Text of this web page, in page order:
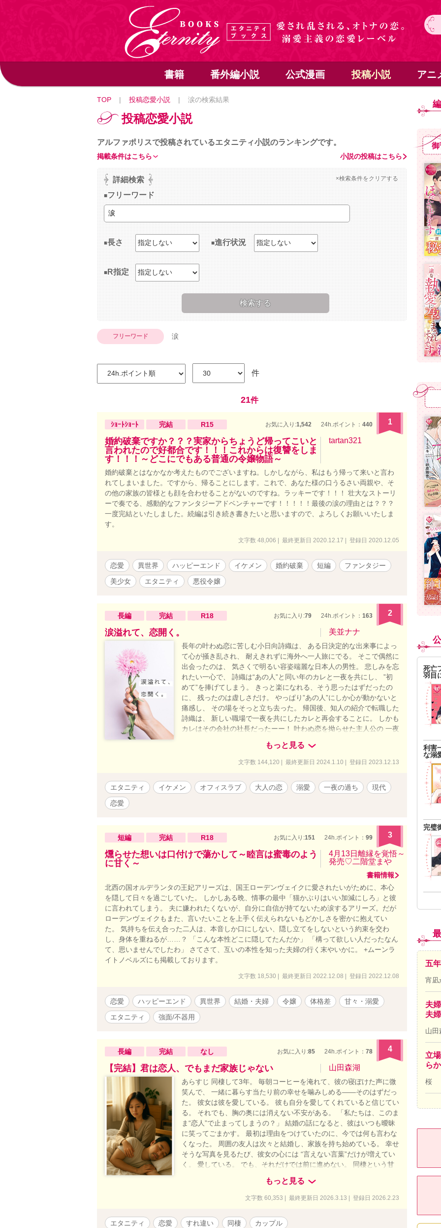
書籍 番外編小説 公式漫画 投稿小説 アニ
TOP | 投稿恋愛小説 | 涙の検索結果
投稿恋愛小説
アルファポリスで投稿されているエタニティ小説のランキングです。
小説の投稿はこちら
掲載条件はこちら
詳細検索 ×検索条件をクリアする
フリーワード
長さ 進行状況
R指定
フリーワード 涙
件
21件
ｼｮｰﾄｼｮｰﾄ 完結 R15 お気に入り:1,542 24h.ポイント： 440 1
婚約破棄ですか？？？実家からちょうど帰ってこいと
言われたので好都合です！！！これからは復讐をしま
す！！！～どこにでもある普通の令嬢物語～
tartan321
婚約破棄とはなかなか考えたものでございますね。しかしながら、私はもう帰って来いと言わ
れてしまいました。ですから、帰ることにします。これで、あなた様の口うるさい両親や、そ
の他の家族の皆様とも顔を合わせることがないのですね。ラッキーです！！！ 壮大なストーリ
ーで奏でる、感動的なファンタジーアドベンチャーです！！！！！最後の涙の理由とは？？？
一度完結といたしました。続編は引き続き書きたいと思いますので、よろしくお願いいたしま
す。
文字数 48,006 | 最終更新日 2020.12.17 | 登録日 2020.12.05
恋愛 異世界 ハッピーエンド イケメン 婚約破棄 短編
ファンタジー
美少女
エタニティ 悪役令嬢
長編 完結 R18 お気に入り:79 24h.ポイント： 163 2
涙溢れて、恋開く。 美並ナナ
長年の叶わぬ恋に苦しむ小日向詩織は、 ある日決定的な出来事によっ
て心が掻き乱され、 耐えきれずに海外へ一人旅にでる。 そこで偶然に
出会ったのは、 気さくで明るい容姿端麗な日本人の男性。 悲しみを忘
れたい一心で、 詩織は“あの人”と同い年のカレと一夜を共にし、 ”初
めて”を捧げてしまう。 きっと楽になれる、そう思ったはずだったの
に、 残ったのは虚しさだけ。 やっぱり”あの人”にしか心が動かないと
痛感し、 その場をそっと立ち去った。 帰国後、知人の紹介で転職した
詩織は、 新しい職場で一夜を共にしたカレと再会することに。 しかも
カレはその会社の社長だったーー！ 叶わぬ恋を拗らせた主人公の 一夜
の過ちから始まるラブストーリー。 ※この作品はエブリスタ様、ムー
ンライトノベルズ様でも掲載しています。
もっと見る
文字数 144,120 | 最終更新日 2024.1.10 | 登録日 2023.12.13
エタニティ イケメン オフィスラブ 大人の恋 溺愛 一夜の過ち
現代
恋愛
短編 完結 R18 お気に入り:151 24h.ポイント： 99 3
燻らせた想いは口付けで蕩かして～睦言は蜜毒のよう
に甘く～
4月13日離縁を覚悟～
発売♡二階堂まや
書籍情報
北西の国オルデランタの王妃アリーズは、国王ローデンヴェイクに愛されたいがために、本心
を隠して日々を過ごしていた。 しかしある晩、情事の最中「猫かぶりはいい加減にしろ」と彼
に言われてしまう。 夫に嫌われたくないが、自分に自信が持てないため涙するアリーズ。だが
ローデンヴェイクもまた、言いたいことを上手く伝えられないもどかしさを密かに抱えてい
た。 気持ちを伝え合った二人は、本音しか口にしない、隠し立てをしないという約束を交わ
し、身体を重ねるが……？ 「こんな本性どこに隠してたんだか」 「構って欲しい人だったなん
て、思いませんでしたわ」 さてさて、互いの本性を知った夫婦の行く末やいかに。 +ムーンラ
イトノベルズにも掲載しております。
文字数 18,530 | 最終更新日 2022.12.08 | 登録日 2022.12.08
恋愛 ハッピーエンド 異世界 結婚・夫婦 令嬢 体格差
甘々・溺愛
エタニティ
強面/不器用
長編 完結 なし お気に入り:85 24h.ポイント： 78 4
【完結】君は恋人、でもまだ家族じゃない 山田森湖
あらすじ 同棲して3年。 毎朝コーヒーを淹れて、彼の寝ぼけた声に微
笑んで、 一緒に暮らす当たり前の幸せを噛みしめる——そのはずだっ
た。 彼女は彼を愛している。 彼も自分を愛してくれていると信じてい
る。 それでも、胸の奥には消えない不安がある。 「私たちは、このま
ま“恋人”で止まってしまうの？」 結婚の話になると、彼はいつも曖昧
に笑ってごまかす。 最初は理由をつけていたのに、今では何も言わな
くなった。 周囲の友人は次々と結婚し、家族を持ち始めている。 幸せ
そうな写真を見るたび、彼女の心には “言えない言葉”だけが増えてい
く。 愛している。 でも、それだけでは前に進めない。 同棲という甘
い日常の裏で、 少しずつ、確かにズレ始めているふたりの未来。 この
まま時間に流されるだけの恋なのか、 それとも、家族へと歩き出せる
恋なのか——。 彼の寝息を聞きながら、 彼女は初めて「涙が出そうな
もっと見る
文字数 60,353 | 最終更新日 2026.3.13 | 登録日 2026.2.23
エタニティ 恋愛 すれ違い 同棲 カップル
死亡
羽目
利害
な溺
完璧
五
宵凪
夫
夫
山田
立
ら
桜